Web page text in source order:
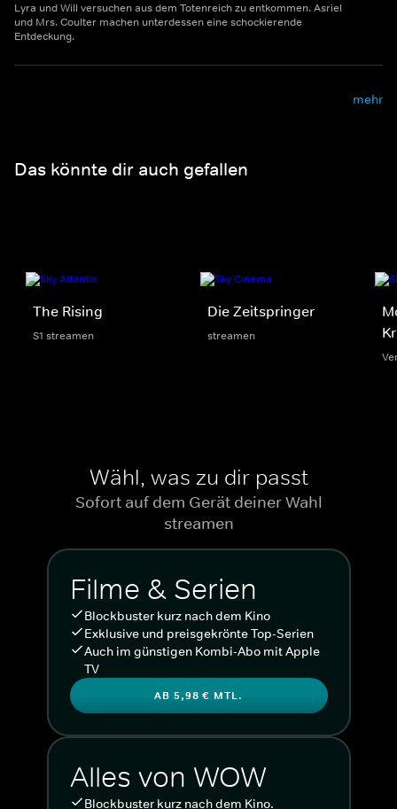
Lyra und Will versuchen aus dem Totenreich zu entkommen. Asriel
und Mrs. Coulter machen unterdessen eine schockierende
Entdeckung.
mehr
Das könnte dir auch gefallen
The Rising
S1 streamen
Die Zeitspringer
streamen
Wähl, was zu dir passt
Sofort auf dem Gerät deiner Wahl
streamen
Filme & Serien
Blockbuster kurz nach dem Kino
Exklusive und preisgekrönte Top-Serien
Auch im günstigen Kombi-Abo mit Apple
TV
AB 5,98 € MTL.
Alles von WOW
Blockbuster kurz nach dem Kino.